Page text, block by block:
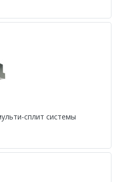
сплит системы